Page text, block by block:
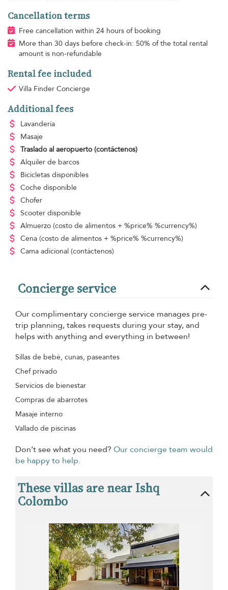
Cancellation terms
Free cancellation within 24 hours of booking
More than 30 days before check-in: 50% of the total rental
amount is non-refundable
Rental fee included
Villa Finder Concierge
Additional fees
Lavandería
Masaje
Traslado al aeropuerto (contáctenos)
Alquiler de barcos
Bicicletas disponibles
Coche disponible
Chofer
Scooter disponible
Almuerzo (costo de alimentos + %price% %currency%)
Cena (costo de alimentos + %price% %currency%)
Cama adicional (contáctenos)
Concierge service
Our complimentary concierge service manages pre-
trip planning, takes requests during your stay, and
helps with anything and everything in between!
Sillas de bebé, cunas, paseantes
Chef privado
Servicios de bienestar
Compras de abarrotes
Masaje interno
Vallado de piscinas
Don’t see what you need? Our concierge team would
be happy to help.
These villas are near Ishq
Colombo